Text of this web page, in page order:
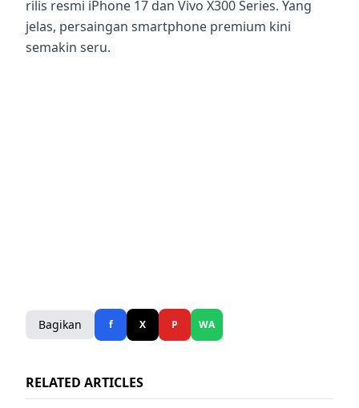
rilis resmi iPhone 17 dan Vivo X300 Series. Yang
jelas, persaingan smartphone premium kini
semakin seru.
Bagikan f X P WA
RELATED ARTICLES